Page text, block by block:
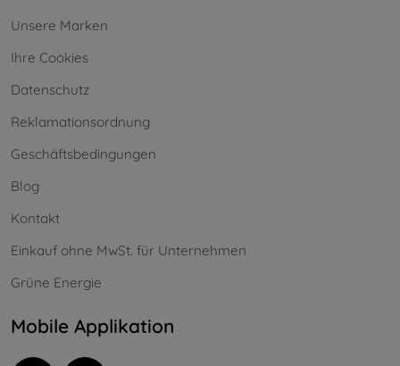
Unsere Marken
Ihre Cookies
Datenschutz
Reklamationsordnung
Geschäftsbedingungen
Blog
Kontakt
Einkauf ohne MwSt. für Unternehmen
Grüne Energie
Mobile Applikation